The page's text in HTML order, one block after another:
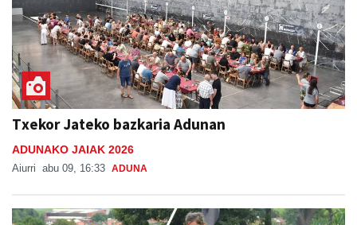
Txekor Jateko bazkaria Adunan
ADUNAKO JAIAK 2026
Aiurri abu 09, 16:33 ADUNA